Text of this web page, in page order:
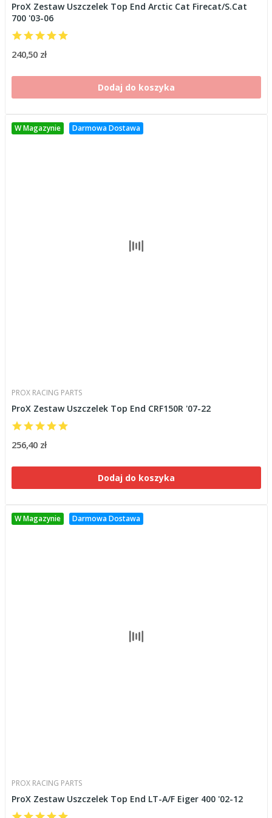
ProX Zestaw Uszczelek Top End Arctic Cat Firecat/S.Cat
700 '03-06
240,50 zł
Dodaj do koszyka
W Magazynie Darmowa Dostawa
PROX RACING PARTS
ProX Zestaw Uszczelek Top End CRF150R '07-22
256,40 zł
Dodaj do koszyka
W Magazynie Darmowa Dostawa
PROX RACING PARTS
ProX Zestaw Uszczelek Top End LT-A/F Eiger 400 '02-12